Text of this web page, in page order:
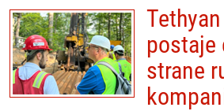
postaje
strane